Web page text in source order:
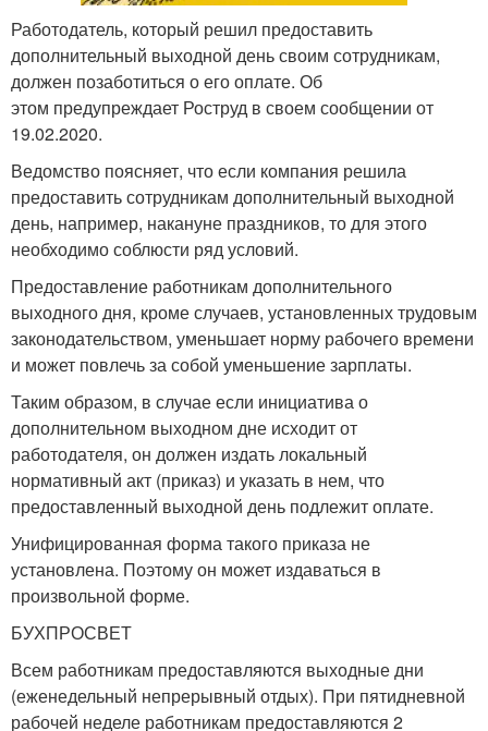
Работодатель, который решил предоставить
дополнительный выходной день своим сотрудникам,
должен позаботиться о его оплате. Об
этом предупреждает Роструд в своем сообщении от
19.02.2020.
Ведомство поясняет, что если компания решила
предоставить сотрудникам дополнительный выходной
день, например, накануне праздников, то для этого
необходимо соблюсти ряд условий.
Предоставление работникам дополнительного
выходного дня, кроме случаев, установленных трудовым
законодательством, уменьшает норму рабочего времени
и может повлечь за собой уменьшение зарплаты.
Таким образом, в случае если инициатива о
дополнительном выходном дне исходит от
работодателя, он должен издать локальный
нормативный акт (приказ) и указать в нем, что
предоставленный выходной день подлежит оплате.
Унифицированная форма такого приказа не
установлена. Поэтому он может издаваться в
произвольной форме.
БУХПРОСВЕТ
Всем работникам предоставляются выходные дни
(еженедельный непрерывный отдых). При пятидневной
рабочей неделе работникам предоставляются 2